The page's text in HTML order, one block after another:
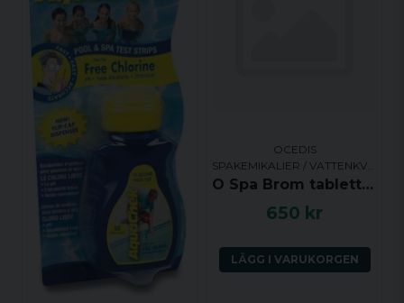
OCEDIS
O Spa Brom tabletter (slow-release), 1kg
650 kr
LÄGG I VARUKORGEN